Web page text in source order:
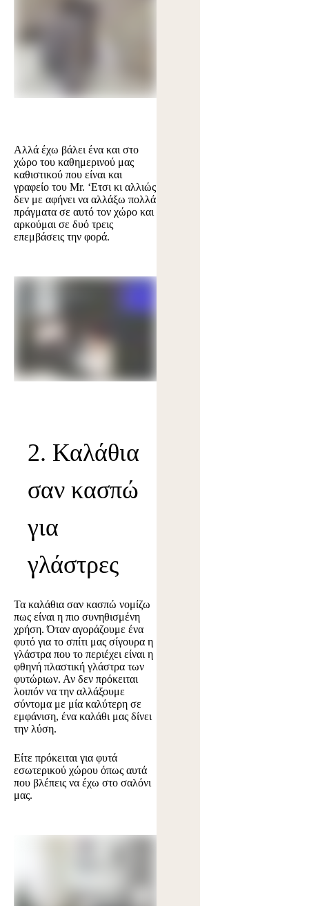
Αλλά έχω βάλει ένα και στο
χώρο του καθημερινού μας
καθιστικού που είναι και
γραφείο του Mr. ‘Ετσι κι αλλιώς
δεν με αφήνει να αλλάξω πολλά
πράγματα σε αυτό τον χώρο και
αρκούμαι σε δυό τρεις
επεμβάσεις την φορά.
2. Καλάθια
σαν κασπώ
για
γλάστρες
Τα καλάθια σαν κασπώ νομίζω
πως είναι η πιο συνηθισμένη
χρήση. Όταν αγοράζουμε ένα
φυτό για το σπίτι μας σίγουρα η
γλάστρα που το περιέχει είναι η
φθηνή πλαστική γλάστρα των
φυτώριων. Αν δεν πρόκειται
λοιπόν να την αλλάξουμε
σύντομα με μία καλύτερη σε
εμφάνιση, ένα καλάθι μας δίνει
την λύση.
Είτε πρόκειται για φυτά
εσωτερικού χώρου όπως αυτά
που βλέπεις να έχω στο σαλόνι
μας.